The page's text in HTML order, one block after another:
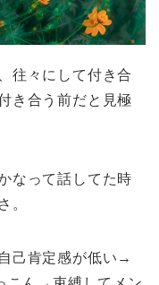
往々にして付き合
き合う前だと見極
なって話してた時
。
己肯定感が低い→